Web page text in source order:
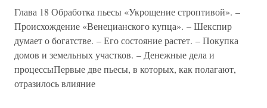
Глава 18 Обработка пьесы «Укрощение строптивой». –
Происхождение «Венецианского купца». – Шекспир
думает о богатстве. – Его состояние растет. – Покупка
домов и земельных участков. – Денежные дела и
процессыПервые две пьесы, в которых, как полагают,
отразилось влияние